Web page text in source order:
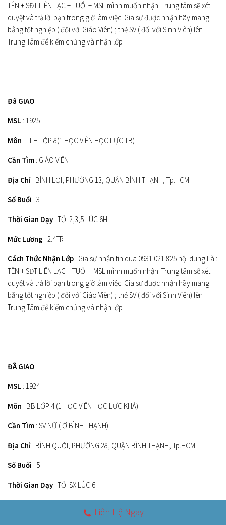
TÊN + SĐT LIÊN LẠC + TUỔI + MSL mình muốn nhận. Trung tâm sẽ xét
duyệt và trả lời bạn trong giờ làm việc. Gia sư được nhận hãy mang
bằng tốt nghiệp ( đối với Giáo Viên) ; thẻ SV ( đối với Sinh Viên) lên
Trung Tâm để kiểm chứng và nhận lớp
Đã GIAO
MSL : 1925
Môn : TLH LỚP 8(1 HỌC VIÊN HỌC LỰC TB)
Cần Tìm : GIÁO VIÊN
Địa Chỉ : BÌNH LỢI, PHƯỜNG 13, QUẬN BÌNH THẠNH, Tp.HCM
Số Buổi : 3
Thời Gian Dạy : TỐI 2,3,5 LÚC 6H
Mức Lương : 2.4TR
Cách Thức Nhận Lớp : Gia sư nhắn tin qua 0931.021.825 nội dung Là :
TÊN + SĐT LIÊN LẠC + TUỔI + MSL mình muốn nhận. Trung tâm sẽ xét
duyệt và trả lời bạn trong giờ làm việc. Gia sư được nhận hãy mang
bằng tốt nghiệp ( đối với Giáo Viên) ; thẻ SV ( đối với Sinh Viên) lên
Trung Tâm để kiểm chứng và nhận lớp
ĐÃ GIAO
MSL : 1924
Môn : BB LỚP 4 (1 HỌC VIÊN HỌC LỰC KHÁ)
Cần Tìm : SV NỮ ( Ở BÌNH THẠNH)
Địa Chỉ : BÌNH QUỚI, PHƯỜNG 28, QUẬN BÌNH THẠNH, Tp.HCM
Số Buổi : 5
Thời Gian Dạy : TỐI SX LÚC 6H
Liên Hệ Ngay